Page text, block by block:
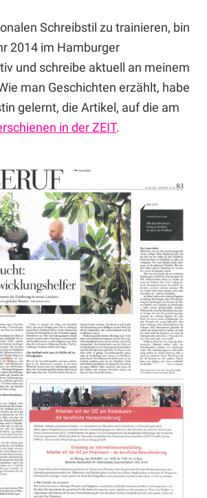
Schreibstil zu trainieren, bin
2014 im Hamburger
und schreibe aktuell an meinem
man Geschichten erzählt, habe
gelernt, die Artikel, auf die am
in der ZEIT.